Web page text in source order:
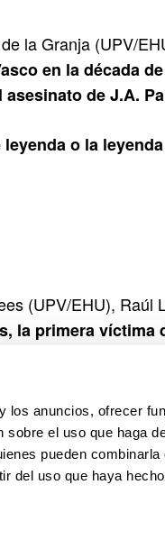
los anuncios, ofrecer
el uso que haga
pueden combinarla
del uso que haya
la Granja (UPV/
en la década de
asesinato de J.A.
o la
(UPV/EHU), Raúl
la primera víctima
. María